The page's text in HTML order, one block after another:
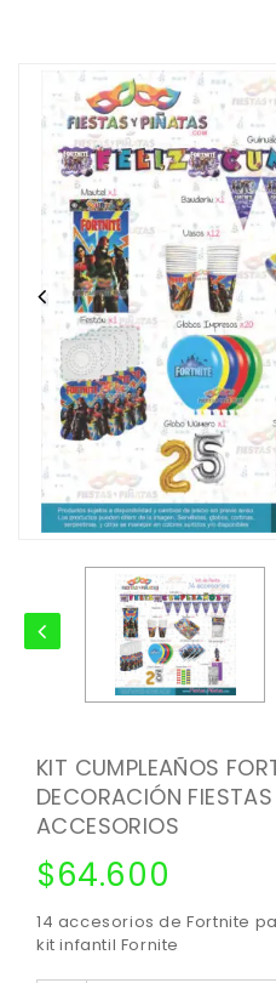
KIT CUMPLEAÑOS
DECORACIÓN
ACCESORIOS
$64.600
14 accesorios de Fortnite
kit infantil Fornite